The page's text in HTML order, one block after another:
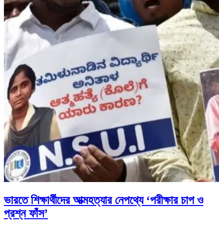
ভারতে শিক্ষার্থীদের আত্মহত্যার নেপথ্যে ‘পরীক্ষার চাপ ও
প্রশ্ন ফাঁস’